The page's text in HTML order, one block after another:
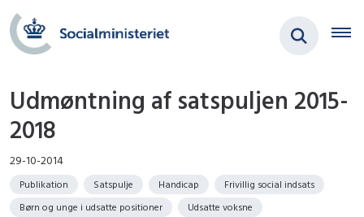
Udmøntning af satspuljen 2015-
2018
29-10-2014
Publikation Satspulje Handicap
Frivillig social indsats
Børn og unge i udsatte positioner
Udsatte voksne